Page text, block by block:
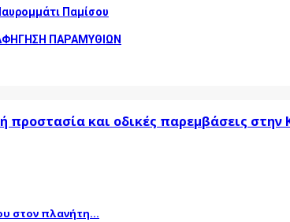
Παμίσου
ΠΑΡΑΜΥΘΙΩΝ
προστασία και οδικές παρεμβάσεις
στον πλανήτη...